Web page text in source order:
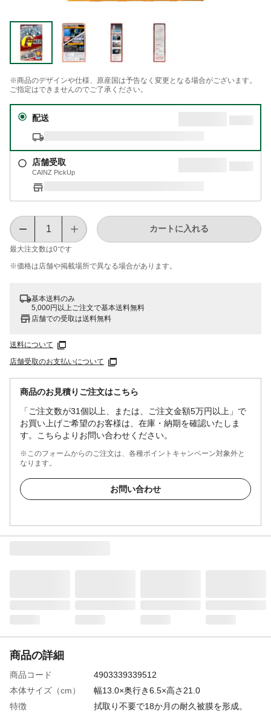
※商品のデザインや仕様、原産国は予告なく変更となる場合がございます。
ご指定はできませんのでご了承ください。
配送
店舗受取
CAINZ PickUp
最大注文数は0です
カートに入れる
※価格は​店舗や​掲載場所で​異なる​場合が​あります。
基本送料のみ
5,000円以上ご注文で基本送料無料
店舗での受取は送料無料
送料について
店舗受取のお支払いについて
商品のお見積りご注文はこちら
「ご注文数が31個以上、または、ご注文金額5万円以上」で
お買い上げご希望のお客様は、在庫・納期を確認いたしま
す。こちらよりお問い合わせください。
※このフォームからのご注文は、各種ポイントキャンペーン対象外と
なります。
お問い合わせ
商品の詳細
商品コード
4903339339512
本体サイズ（cm）
幅13.0×奥行き6.5×高さ21.0
特徴
拭取り不要で18か月の耐久被膜を形成。